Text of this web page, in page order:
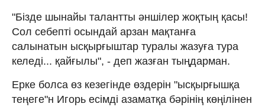
"Бізде шынайы талантты әншілер жоқтың қасы!
Сол себепті осындай арзан мақтанға
салынатын ысқырғыштар туралы жазуға тура
келеді... қайғылы", - деп жазған тыңдарман.
Ерке болса өз кезегінде өздерін "ысқырғышқа
теңеге"н Игорь есімді азаматқа бәрінің көңілінен